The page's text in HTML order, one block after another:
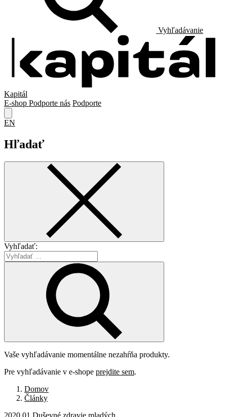
Vyhľadávanie
Kapitál
E-shop Podporte nás Podporte
EN
Hľadať
Vyhľadať:
Vaše vyhľadávanie momentálne nezahŕňa produkty.
Pre vyhľadávanie v e-shope prejdite sem.
Domov
Články
2020 01 Duševné zdravie mladých